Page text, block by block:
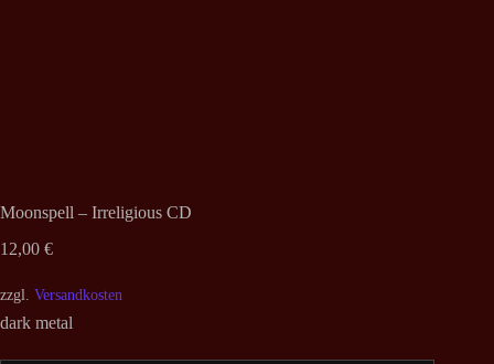
Moonspell – Irreligious CD
12,00 €
zzgl. Versandkosten
dark metal